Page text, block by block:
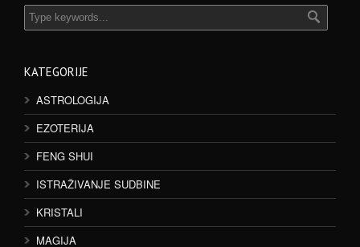
KATEGORIJE
ASTROLOGIJA
EZOTERIJA
FENG SHUI
ISTRAŽIVANJE SUDBINE
KRISTALI
MAGIJA